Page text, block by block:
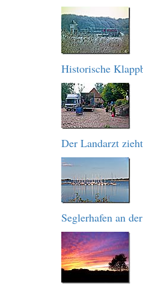
Historische
Der Landarzt
Seglerhafen an